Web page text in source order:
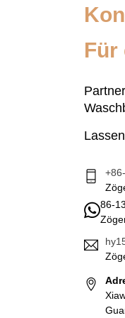
Für
86-